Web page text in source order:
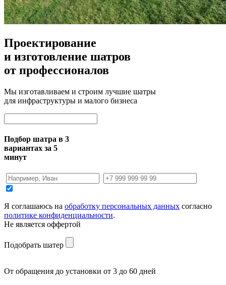
Проектирование
и изготовление шатров
от профессионалов
Мы изготавливаем и строим лучшие шатры
для инфраструктуры и малого бизнеса
Подбор шатра в 3
вариантах за 5
минут
Я соглашаюсь на обработку персональных данных согласно
политике конфиденциальности.
Не является оффертой
Подобрать шатер
От обращения до установки от 3 до 60 дней